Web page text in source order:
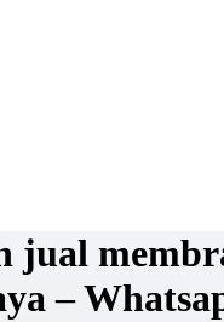
jual
–